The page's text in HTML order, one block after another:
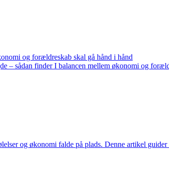
og forældreskab skal gå hånd i hånd
– sådan finder I balancen mellem økonomi og
og økonomi falde på plads. Denne artikel